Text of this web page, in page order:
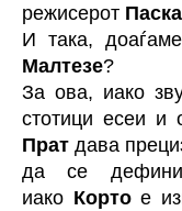
режисерот
И така,
Малтезе?
За ова, иако
стотици есеи и
Прат дава
да се
иако Кортое